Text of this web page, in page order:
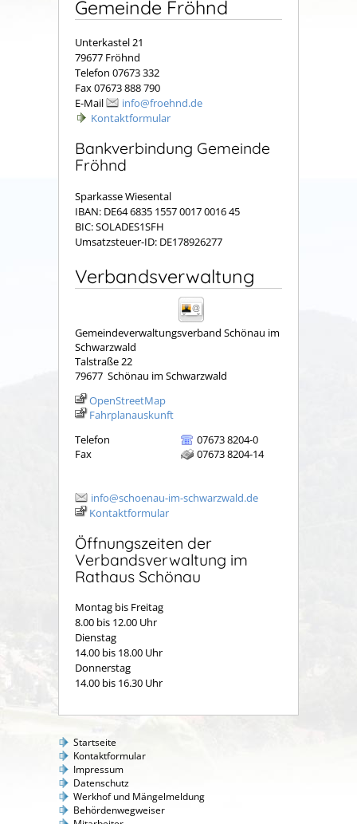
Gemeinde Fröhnd
Unterkastel 21
79677 Fröhnd
Telefon 07673 332
Fax 07673 888 790
E-Mail
info@froehnd.de
Kontaktformular
Bankverbindung Gemeinde
Fröhnd
Sparkasse Wiesental
IBAN: DE64 6835 1557 0017 0016 45
BIC: SOLADES1SFH
Umsatzsteuer-ID: DE178926277
Verbandsverwaltung
Gemeindeverwaltungsverband Schönau im
Schwarzwald
Talstraße 22
79677 Schönau im Schwarzwald
OpenStreetMap
Fahrplanauskunft
Telefon
07673 8204-0
Fax
07673 8204-14
info@schoenau-im-schwarzwald.de
Kontaktformular
Öffnungszeiten der
Verbandsverwaltung im
Rathaus Schönau
Montag bis Freitag
8.00 bis 12.00 Uhr
Dienstag
14.00 bis 18.00 Uhr
Donnerstag
14.00 bis 16.30 Uhr
Startseite
Kontaktformular
Impressum
Datenschutz
Werkhof und Mängelmeldung
Behördenwegweiser